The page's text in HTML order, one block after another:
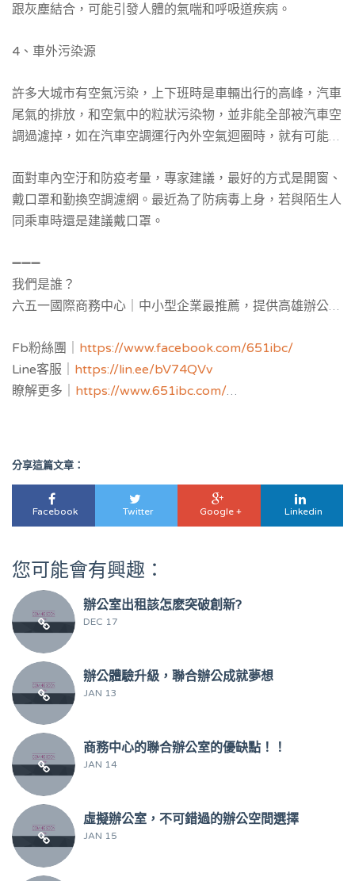
跟灰塵結合，可能引發人體的氣喘和呼吸道疾病。
4、車外污染源
許多大城市有空氣污染，上下班時是車輛出行的高峰，汽車
尾氣的排放，和空氣中的粒狀污染物，並非能全部被汽車空
調過濾掉，如在汽車空調運行內外空氣迴圈時，就有可能被
面對車內空汙和防疫考量，專家建議，最好的方式是開窗、
戴口罩和勤換空調濾網。最近為了防病毒上身，若與陌生人
同乘車時還是建議戴口罩。
➖➖➖
我們是誰？
六五一國際商務中心｜中小型企業最推薦，提供高雄辦公室
登記，服務空間：客製化獨立辦公室與共享空間樓層區隔，
多功能會議室，教育講座場地。
Fb粉絲團｜ https://www.facebook.com/651ibc/
Line客服｜ https://lin.ee/bV74QVv
瞭解更多｜ https://www.651ibc.com/
分享這篇文章：
Facebook Twitter Google + Linkedin
您可能會有興趣：
辦公室出租該怎麽突破創新?
DEC 17
辦公體驗升級，聯合辦公成就夢想
JAN 13
商務中心的聯合辦公室的優缺點！！
JAN 14
虛擬辦公室，不可錯過的辦公空間選擇
JAN 15